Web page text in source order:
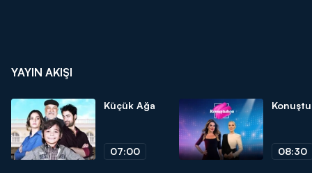
YAYIN AKIŞI
Küçük Ağa
07:00 08:30